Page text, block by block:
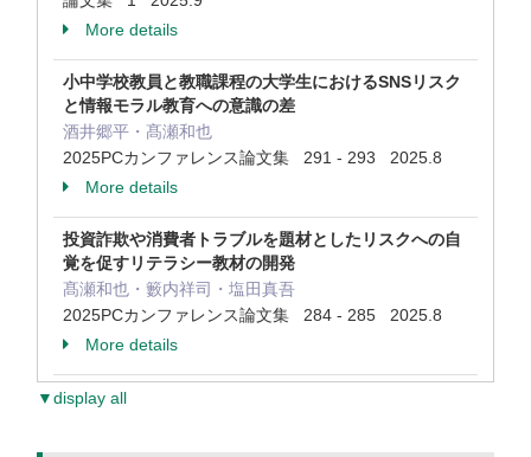
More details
小中学校教員と教職課程の大学生におけるSNSリスク
と情報モラル教育への意識の差
酒井郷平・髙瀬和也
2025PCカンファレンス論文集 291 - 293 2025.8
More details
投資詐欺や消費者トラブルを題材としたリスクへの自
覚を促すリテラシー教材の開発
髙瀬和也・籔内祥司・塩田真吾
2025PCカンファレンス論文集 284 - 285 2025.8
More details
▼display all